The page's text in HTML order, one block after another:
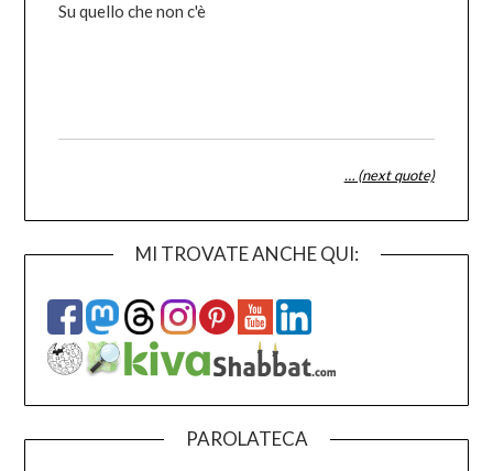
Su quello che non c'è
… (next quote)
MI TROVATE ANCHE QUI:
PAROLATECA